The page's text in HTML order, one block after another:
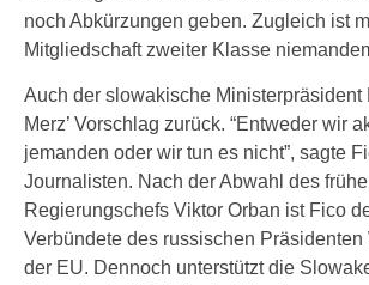
noch Abkürzungen geben. Zugleich ist
Mitgliedschaft zweiter Klasse
Auch der slowakische Ministerpräsident
Merz’ Vorschlag zurück. “Entweder wir
jemanden oder wir tun es nicht”, sagte
Journalisten. Nach der Abwahl des
Regierungschefs Viktor Orban ist Fico
Verbündete des russischen
der EU. Dennoch unterstützt die